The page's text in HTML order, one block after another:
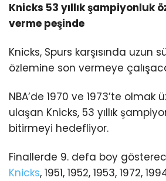
Knicks 53 yıllık şampiyonluk
verme peşinde
Knicks, Spurs karşısında uzun
özlemine son vermeye
NBA’de 1970 ve 1973’te olmak
ulaşan Knicks, 53 yıllık
bitirmeyi hedefliyor.
Finallerde 9. defa boy
Knicks, 1951, 1952, 1953, 1972,